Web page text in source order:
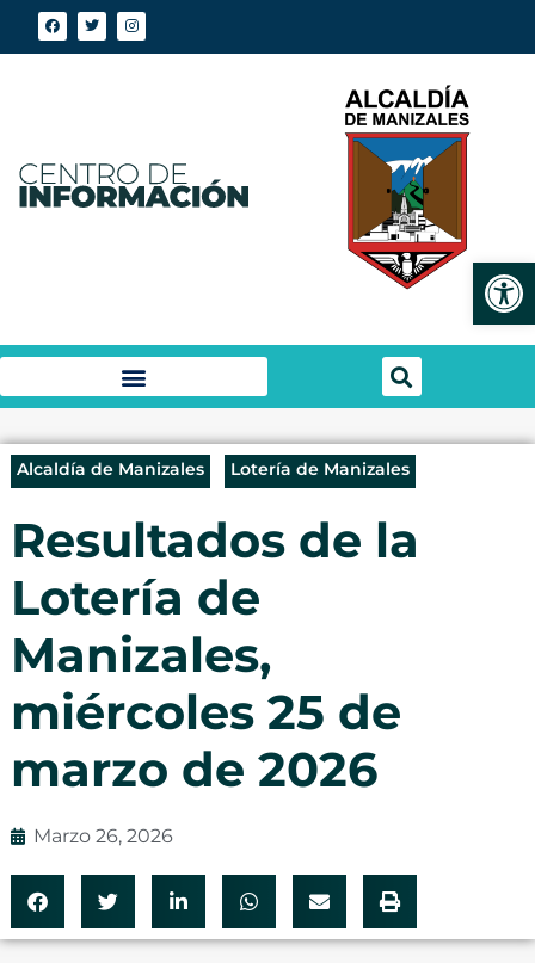
Alcaldía de Manizales Lotería de Manizales
Resultados de la
Lotería de
Manizales,
miércoles 25 de
marzo de 2026
Marzo 26, 2026